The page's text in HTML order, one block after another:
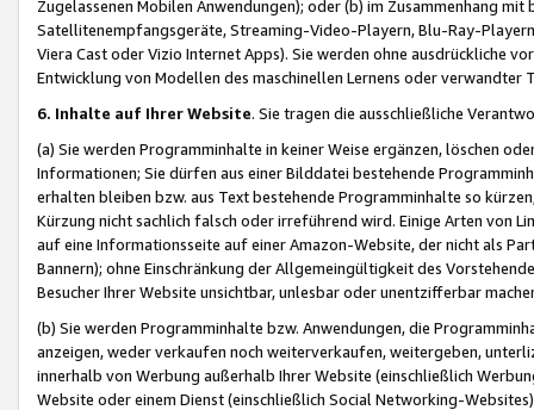
Zugelassenen Mobilen Anwendungen); oder (b) im Zusammenhang
Satellitenempfangsgeräte, Streaming-Video-Playern, Blu-Ray-
Viera Cast oder Vizio Internet Apps). Sie werden ohne ausdrückliche
Entwicklung von Modellen des maschinellen Lernens oder
6. Inhalte auf Ihrer Website. Sie tragen die ausschließliche
(a) Sie werden Programminhalte in keiner Weise ergänzen, löschen
Informationen; Sie dürfen aus einer Bilddatei bestehende
erhalten bleiben bzw. aus Text bestehende Programminhalte so
Kürzung nicht sachlich falsch oder irreführend wird. Einige Arten von
auf eine Informationsseite auf einer Amazon-Website, der nicht als
Bannern); ohne Einschränkung der Allgemeingültigkeit des
Besucher Ihrer Website unsichtbar, unlesbar oder unentzifferbar
(b) Sie werden Programminhalte bzw. Anwendungen, die
anzeigen, weder verkaufen noch weiterverkaufen, weitergeben,
innerhalb von Werbung außerhalb Ihrer Website (einschließlich
Website oder einem Dienst (einschließlich Social Networking-